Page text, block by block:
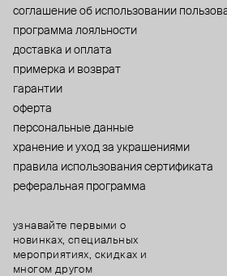
cоглашение об использовании
программа лояльности
доставка и оплата
примерка и возврат
гарантии
оферта
персональные данные
хранение и уход за украшениями
правила использования сертификата
реферальная программа
узнавайте первыми о
новинках, специальных
мероприятиях, скидках и
многом другом